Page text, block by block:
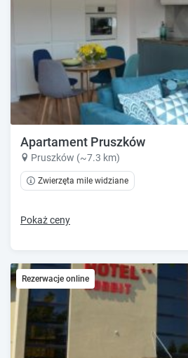
Apartament Pruszków
Pruszków (~7.3 km)
Zwierzęta mile widziane
Pokaż ceny
Rezerwacje online